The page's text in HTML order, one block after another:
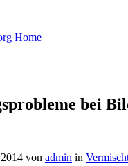
Home
bei
von admin in